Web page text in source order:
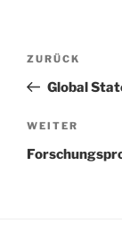
Vorheriger
Beitrag
ZURÜCK
Global
Nächster
Beitrag
WEITER